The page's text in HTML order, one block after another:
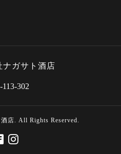
ナガサト酒店
113-302
店. All Rights Reserved.